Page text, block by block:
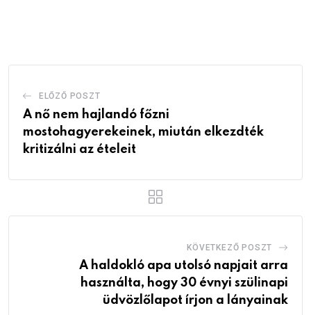
ELŐZŐ POSZT
A nő nem hajlandó főzni
mostohagyerekeinek, miután elkezdték
kritizálni az ételeit
KÖVETKEZŐ POSZT
A haldokló apa utolsó napjait arra
használta, hogy 30 évnyi szülinapi
üdvözlőlapot írjon a lányainak